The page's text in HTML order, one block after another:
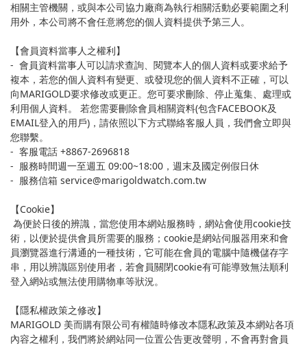
相關主管機關，或與本公司協力廠商為執行相關活動必要範圍之利
用外，本公司將不會任意將您的個人資料提供予第三人。
【會員資料當事人之權利】
- 會員資料當事人可以請求查詢、閱覽本人的個人資料或要求給予
複本，若您的個人資料有變更、或發現您的個人資料不正確，可以
向MARIGOLD要求修改或更正。您可要求刪除、停止蒐集、處理或
利用個人資料。 若您需要刪除會員相關資料(包含FACEBOOK及
EMAIL登入的用戶)，請依照以下方式聯絡客服人員，我們會立即與
您聯繫。
- 客服電話 +8867-2696818
- 服務時間週一至週五 09:00~18:00，週末及國定例假日休
- 服務信箱 service@marigoldwatch.com.tw
【Cookie】
為便於日後的辨識，當您使用本網站服務時，網站會使用cookie技
術，以便於提供會員所需要的服務；cookie是網站伺服器用來和會
員瀏覽器進行溝通的一種技術，它可能在會員的電腦中隨機儲存字
串，用以辨識區別使用者，若會員關閉cookie有可能導致無法順利
登入網站或無法使用購物車等狀況。
【隱私權政策之修改】
MARIGOLD 美而購有限公司有權隨時修改本隱私政策及本網站各項
內容之權利，我們將於網站同一位置公告更改聲明，不會再對會員